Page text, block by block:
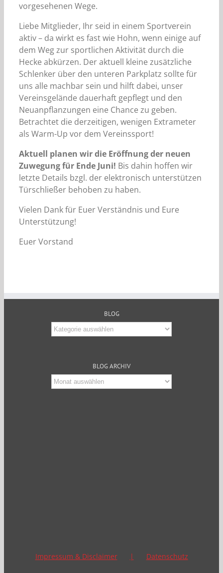
vorgesehenen Wege.
Liebe Mitglieder, Ihr seid in einem Sportverein
aktiv – da wirkt es fast wie Hohn, wenn einige auf
dem Weg zur sportlichen Aktivität durch die
Hecke abkürzen. Der aktuell kleine zusätzliche
Schlenker über den unteren Parkplatz sollte für
uns alle machbar sein und hilft dabei, unser
Vereinsgelände dauerhaft gepflegt und den
Neuanpflanzungen eine Chance zu geben.
Betrachtet die derzeitigen, wenigen Extrameter
als Warm-Up vor dem Vereinssport!
Aktuell planen wir die Eröffnung der neuen
Zuwegung für Ende Juni! Bis dahin hoffen wir
letzte Details bzgl. der elektronisch unterstützen
Türschließer behoben zu haben.
Vielen Dank für Euer Verständnis und Eure
Unterstützung!
Euer Vorstand
BLOG
Blog
BLOG ARCHIV
Blog
Archiv
Impressum & Disclaimer Datenschutz